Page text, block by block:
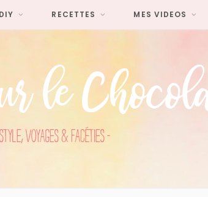
DIY RECETTES MES VIDEOS